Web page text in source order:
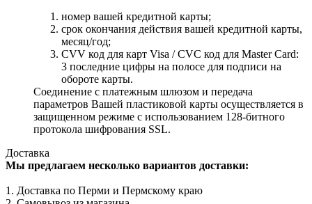
номер вашей кредитной карты;
cрок окончания действия вашей кредитной карты,
месяц/год;
CVV код для карт Visa / CVC код для Master Card:
3 последние цифры на полосе для подписи на
обороте карты.
Соединение с платежным шлюзом и передача
параметров Вашей пластиковой карты осуществляется в
защищенном режиме с использованием 128-битного
протокола шифрования SSL.
Доставка
Мы предлагаем несколько вариантов доставки:
1. Доставка по Перми и Пермскому краю